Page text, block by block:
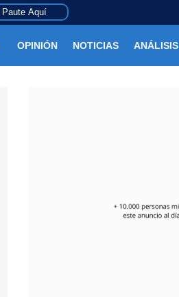
Paute Aquí
OPINIÓN NOTICIAS ANÁLISIS